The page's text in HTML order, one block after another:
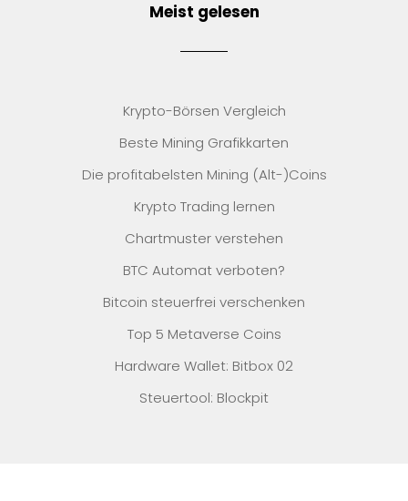
Meist gelesen
Krypto-Börsen Vergleich
Beste Mining Grafikkarten
Die profitabelsten Mining (Alt-)Coins
Krypto Trading lernen
Chartmuster verstehen
BTC Automat verboten?
Bitcoin steuerfrei verschenken
Top 5 Metaverse Coins
Hardware Wallet: Bitbox 02
Steuertool: Blockpit